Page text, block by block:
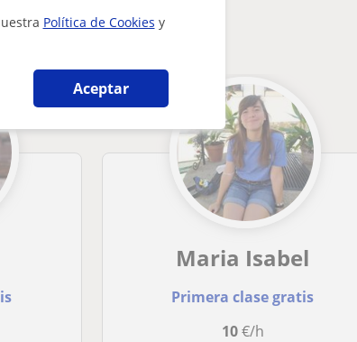
Política de Cookies y
Aceptar
Maria Isabel
Primera clase gratis
10€/h